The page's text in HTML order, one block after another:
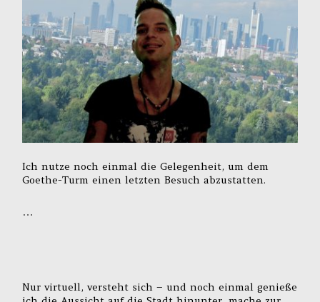
Ich nutze noch einmal die Gelegenheit, um dem
Goethe-Turm einen letzten Besuch abzustatten.
…
Nur virtuell, versteht sich – und noch einmal genieße